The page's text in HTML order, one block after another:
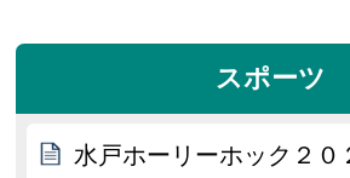
スポーツ
水戸ホーリーホック２０